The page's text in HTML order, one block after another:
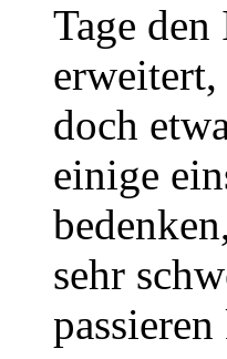
Tage
erweitert,
doch
einige
sehr